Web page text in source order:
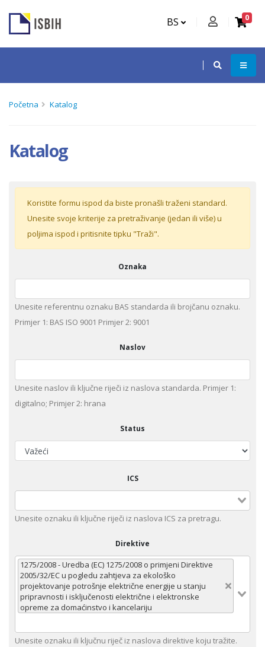
BS 0
Početna Katalog
Katalog
Koristite formu ispod da biste pronašli traženi standard.
Unesite svoje kriterije za pretraživanje (jedan ili više) u
poljima ispod i pritisnite tipku "Traži".
Oznaka
Unesite referentnu oznaku BAS standarda ili brojčanu oznaku.
Primjer 1: BAS ISO 9001 Primjer 2: 9001
Naslov
Unesite naslov ili ključne riječi iz naslova standarda. Primjer 1:
digitalno; Primjer 2: hrana
Status
ICS
Unesite оznaku ili ključne riječi iz naslova ICS za pretragu.
Direktive
1275/2008 - Uredba (EC) 1275/2008 o primjeni Direktive
2005/32/EC u pogledu zahtjeva za ekološko
projektovanje potrošnje električne energije u stanju
pripravnosti i isklјučenosti električne i elektronske
opreme za domaćinstvo i kancelariju
Unеsitе oznaku ili klјučnu rijеč iz nаslоvа dirеktivе kојu trаžitе.